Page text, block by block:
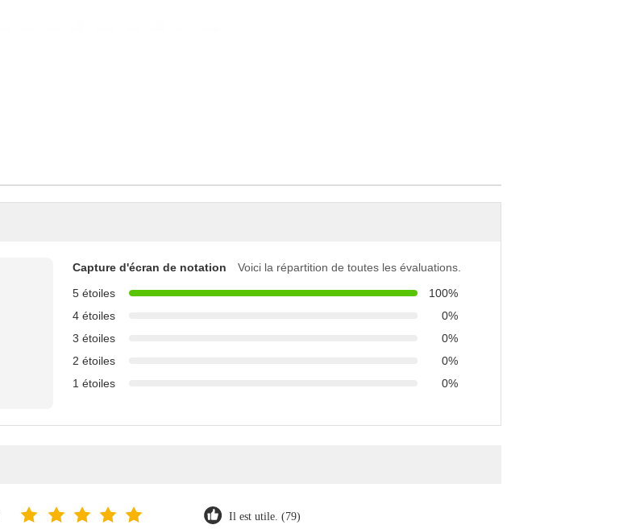
Capture d'écran de notation
Voici la répartition de toutes les évaluations.
5 étoiles
100%
4 étoiles
0%
3 étoiles
0%
2 étoiles
0%
1 étoiles
0%
Il est utile. (79)